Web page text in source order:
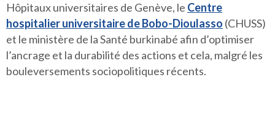
Hôpitaux universitaires de Genève, le Centre
hospitalier universitaire de Bobo-Dioulasso (CHUSS)
et le ministère de la Santé burkinabé afin d’optimiser
l’ancrage et la durabilité des actions et cela, malgré les
bouleversements sociopolitiques récents.